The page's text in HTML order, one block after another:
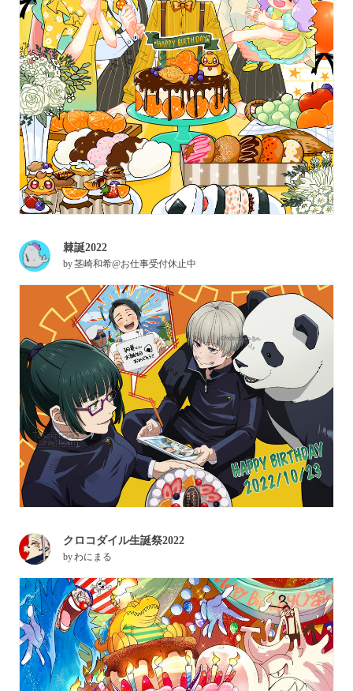
棘誕2022
by茎崎和希@お仕事受付休止中
クロコダイル生誕祭2022
byわにまる